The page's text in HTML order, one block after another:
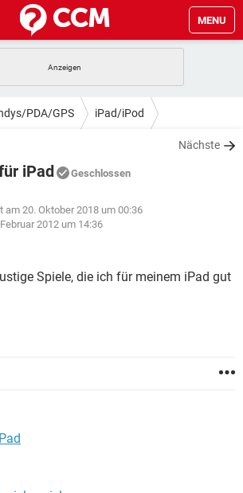
MENU
IOS
TIKTOK
STREAMING
TIKTOK
STREAMING
INSTAGRAM
HARDWARE
STREAMING
IOS
PDA/GPS iPad/iPod
Nächste
iPad Geschlossen
am 20. Oktober 2018 um 00:36
2012 um 14:36
Spiele, die ich für meinem iPad gut